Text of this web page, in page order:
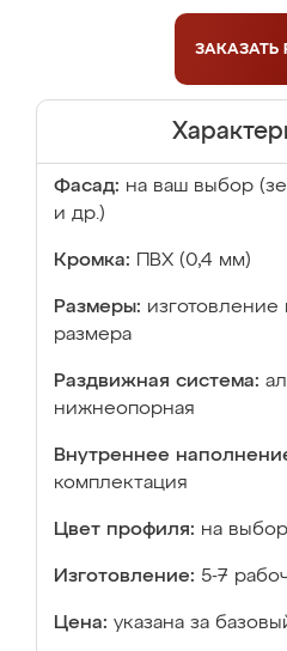
ЗАКАЗАТЬ
Фасад: на ваш выбор
и др.)
Кромка: ПВХ (0,4 мм)
Размеры:
размера
Раздвижная система:
нижнеопорная
Внутреннее
комплектация
Цвет профиля: на выбор
Изготовление: 5-7
Цена: указана за